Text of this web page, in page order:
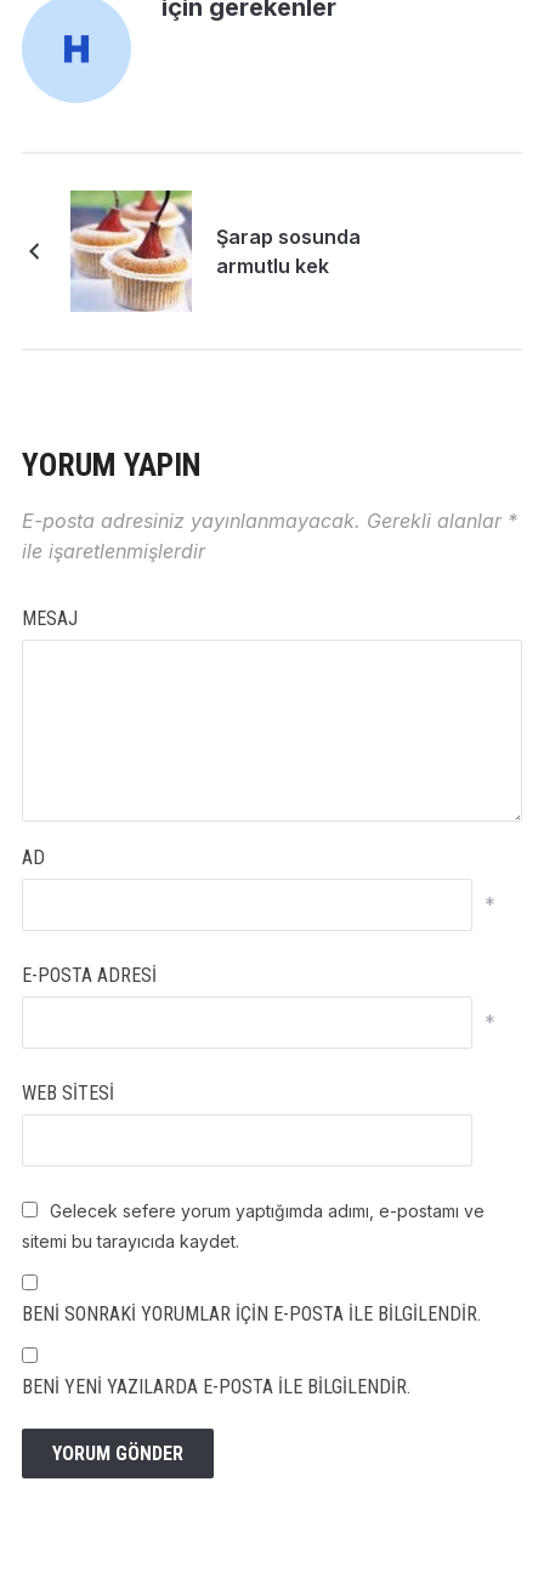
için gerekenler
Şarap sosunda
armutlu kek
YORUM YAPIN
E-posta adresiniz yayınlanmayacak. Gerekli alanlar *
ile işaretlenmişlerdir
MESAJ
AD
*
E-POSTA ADRESI
*
WEB SITESI
Gelecek sefere yorum yaptığımda adımı, e-postamı ve
sitemi bu tarayıcıda kaydet.
BENI SONRAKI YORUMLAR IÇIN E-POSTA ILE BILGILENDIR.
BENI YENI YAZILARDA E-POSTA ILE BILGILENDIR.